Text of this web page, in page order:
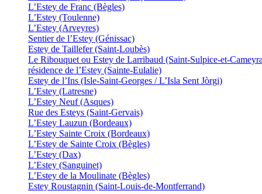
L’Estey de Franc (Bègles)
L’Estey (Toulenne)
L’Estey (Arveyres)
Sentier de l’Estey (Génissac)
Estey de Taillefer (Saint-Loubès)
Le Ribouquet ou Estey de Larribaud (Saint-Sulpice-et-
résidence de l’Estey (Sainte-Eulalie)
Estey de l’Ins (Isle-Saint-Georges / L’Isla Sent Jòrgi)
L’Estey (Latresne)
L’Estey Neuf (Asques)
Rue des Esteys (Saint-Gervais)
L’Estey Lauzun (Bordeaux)
L’Estey Sainte Croix (Bordeaux)
L’Estey de Sainte Croix (Bègles)
L’Estey (Dax)
L’Estey (Sanguinet)
L’Estey de la Moulinate (Bègles)
Estey Roustagnin (Saint-Louis-de-Montferrand)